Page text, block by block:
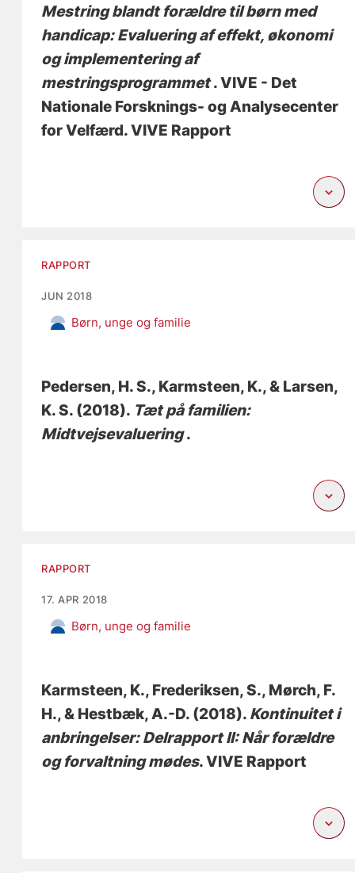
Mestring blandt forældre til børn med
handicap: Evaluering af effekt, økonomi
og implementering af
mestringsprogrammet. VIVE - Det
Nationale Forsknings- og Analysecenter
for Velfærd. VIVE Rapport
RAPPORT
JUN 2018
Børn, unge og familie
Pedersen, H. S., Karmsteen, K., & Larsen,
K. S. (2018). Tæt på familien:
Midtvejsevaluering.
RAPPORT
17. APR 2018
Børn, unge og familie
Karmsteen, K., Frederiksen, S., Mørch, F.
H., & Hestbæk, A.-D. (2018). Kontinuitet i
anbringelser: Delrapport II: Når forældre
og forvaltning mødes. VIVE Rapport